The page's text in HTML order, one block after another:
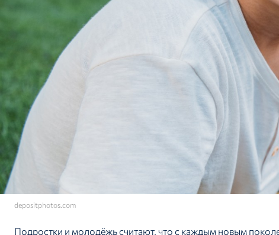
depositphotos.com
Подростки и молодёжь считают, что с каждым новым